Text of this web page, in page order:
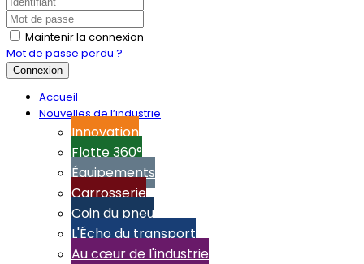
Maintenir la connexion
Mot de passe perdu ?
Connexion
Accueil
Nouvelles de l’industrie
Innovation
Flotte 360°
Équipements
Carrosserie
Coin du pneu
L'Écho du transport
Au cœur de l'industrie